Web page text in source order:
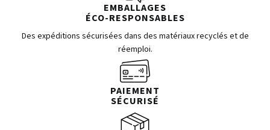
EMBALLAGES
ÉCO-RESPONSABLES
Des expéditions sécurisées dans des matériaux recyclés et de
réemploi.
PAIEMENT
SÉCURISÉ